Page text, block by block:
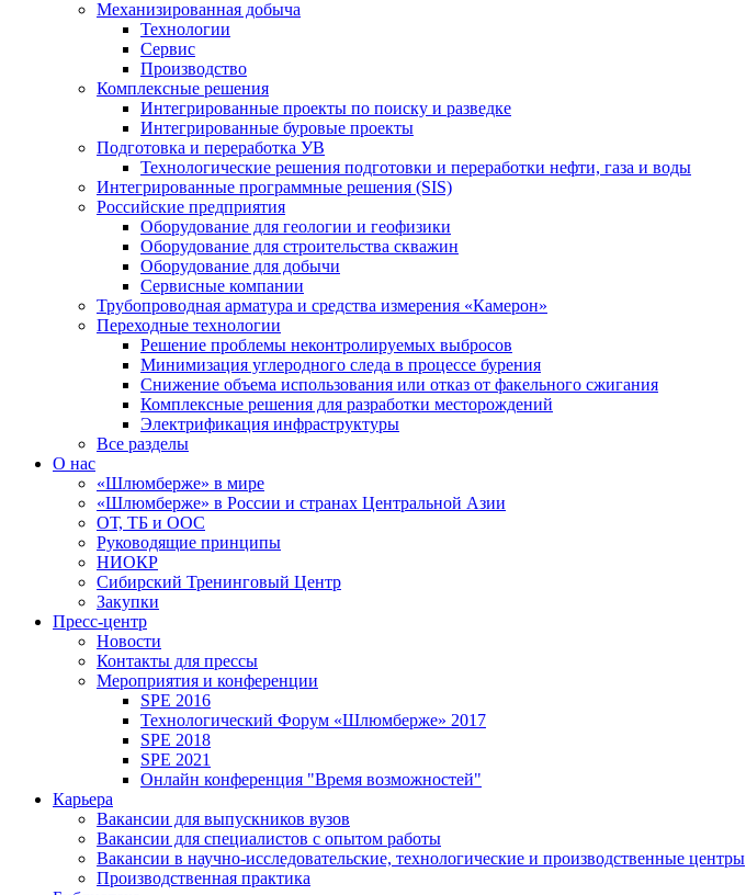
Механизированная добыча
Технологии
Сервис
Производство
Комплексные решения
Интегрированные проекты по поиску и разведке
Интегрированные буровые проекты
Подготовка и переработка УВ
Технологические решения подготовки и переработки нефти, газа и воды
Интегрированные программные решения (SIS)
Российские предприятия
Оборудование для геологии и геофизики
Оборудование для строительства скважин
Оборудование для добычи
Сервисные компании
Трубопроводная арматура и средства измерения «Камерон»
Переходные технологии
Решение проблемы неконтролируемых выбросов
Минимизация углеродного следа в процессе бурения
Снижение объема использования или отказ от факельного сжигания
Комплексные решения для разработки месторождений
Электрификация инфраструктуры
Все разделы
О нас
«Шлюмберже» в мире
«Шлюмберже» в России и странах Центральной Азии
ОТ, ТБ и ООС
Руководящие принципы
НИОКР
Сибирский Тренинговый Центр
Закупки
Пресс-центр
Новости
Контакты для прессы
Мероприятия и конференции
SPE 2016
Технологический Форум «Шлюмберже» 2017
SPE 2018
SPE 2021
Онлайн конференция "Время возможностей"
Карьера
Вакансии для выпускников вузов
Вакансии для специалистов с опытом работы
Вакансии в научно-исследовательские, технологические и производственные центры
Производственная практика